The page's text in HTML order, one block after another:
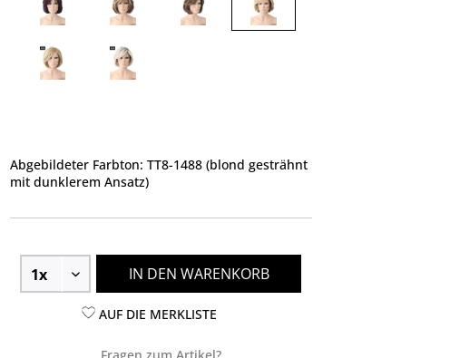
Abgebildeter Farbton: TT8-1488 (blond gesträhnt
mit dunklerem Ansatz)
IN DEN WARENKORB
AUF DIE MERKLISTE